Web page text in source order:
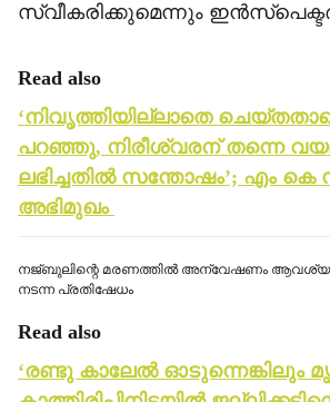
സ്വീകരിക്കുമെന്നും
Read also
‘നിവൃത്തിയില്ലാതെ
പറഞ്ഞു, നിരീശ്വരന് തന്നെ
ലഭിച്ചതില്‍ സന്തോഷം’; എം
അഭിമുഖം
നജ്ബുലിന്റെ മരണത്തില്‍ അന്വേഷണം
നടന്ന പ്രതിഷേധം
Read also
‘രണ്ടു കാലേല്‍ ഓടുന്നെങ്കിലും